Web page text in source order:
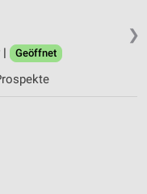
❯
|
Geöffnet